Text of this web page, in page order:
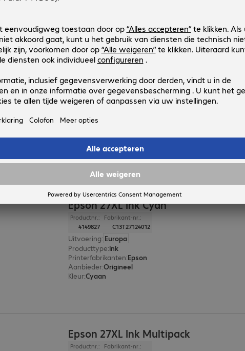
Epson 27XL Ink Magenta
Productnr.:
4149828
Fabrikant-nr.:
C13T27134012
Producttype
Aanbieder:Origineel
Magenta
Epson 27XL Ink Cyan
Productnr.:
4149827
Fabrikant-nr.:
C13T27124012
Uitvoering: Europa
Producttype:Ink
Printerfabrikanten:Epson
Aanbieder:Origineel
Kleur:Cyaan
Epson 27XL Ink Multipack
Productnr.:
Fabrikant-nr.: